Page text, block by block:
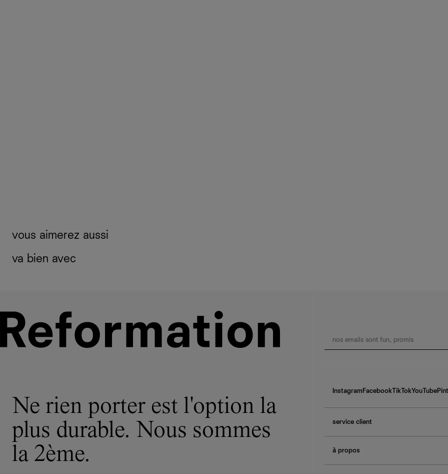
vous aimerez aussi
va bien avec
Ne rien porter est l'option la
plus durable. Nous sommes
la 2ème.
Instagram FacebookTikTokYouTube
service client
contactez-nous
guide des tailles
à propos